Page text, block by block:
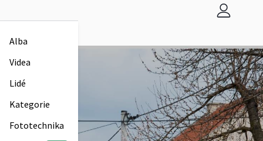
Alba
Videa
Lidé
Kategorie
Fototechnika